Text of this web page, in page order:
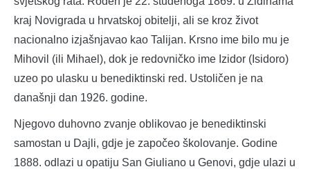
kraj Novigrada u hrvatskoj obitelji, ali se kroz život
nacionalno izjašnjavao kao Talijan. Krsno ime bilo mu je
Mihovil (ili Mihael), dok je redovničko ime Izidor (Isidoro)
uzeo po ulasku u benediktinski red. Ustoličen je na
današnji dan 1926. godine.
Njegovo duhovno zvanje oblikovao je benediktinski
samostan u Dajli, gdje je započeo školovanje. Godine
1888. odlazi u opatiju San Giuliano u Genovi, gdje ulazi u